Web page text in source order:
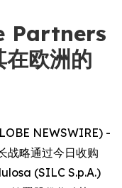
Partners
欧洲的
NEWSWIRE) -
略通过今日收购
(SILC S.p.A.)